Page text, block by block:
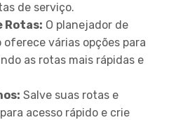
de serviço.
Rotas: O planejador de
várias opções para
as rotas mais rápidas e
Salve suas rotas e
acesso rápido e crie